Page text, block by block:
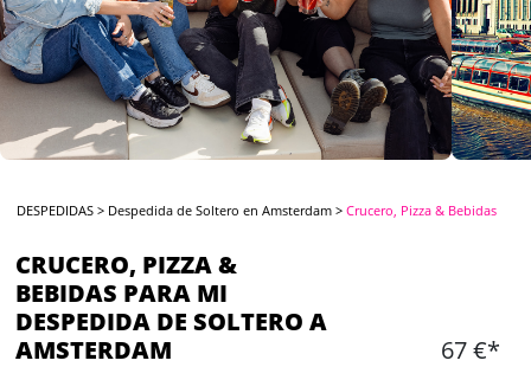
DESPEDIDAS > Despedida de Soltero en Amsterdam >Crucero, Pizza & Bebidas
CRUCERO, PIZZA &
BEBIDAS PARA MI
DESPEDIDA DE SOLTERO A
AMSTERDAM
67 €*